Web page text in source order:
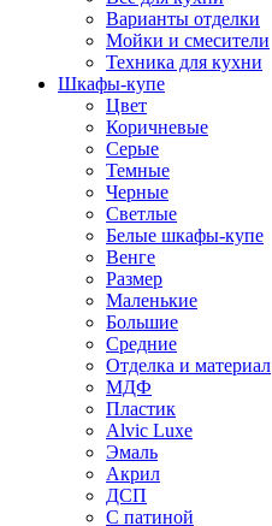
Варианты отделки
Мойки и смесители
Техника для кухни
Шкафы-купе
Цвет
Коричневые
Серые
Темные
Черные
Светлые
Белые шкафы-купе
Венге
Размер
Маленькие
Большие
Средние
Отделка и материал
МДФ
Пластик
Alvic Luxe
Эмаль
Акрил
ДСП
С патиной